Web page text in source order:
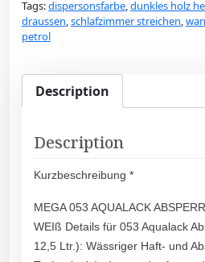
Tags:dispersonsfarbe,dunkles holz
draussen,schlafzimmer streichen,
petrol
Description
Description
Kurzbeschreibung *
MEGA 053 AQUALACK
WEIß Details für 053 Aqualack
12,5 Ltr.): Wässriger Haft- und